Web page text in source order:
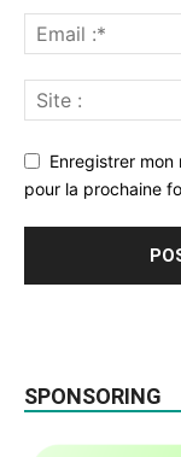
Enregistrer
pour la prochaine
SPONSORING